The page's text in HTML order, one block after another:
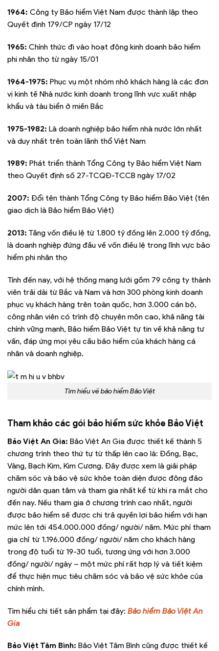
1964: Công ty Bảo hiểm Việt Nam được thành lập theo
Quyết định 179/CP ngày 17/12
1965: Chính thức đi vào hoạt động kinh doanh bảo hiểm
phi nhân thọ từ ngày 15/01
1964-1975: Phục vụ một nhóm nhỏ khách hàng là các đơn
vị kinh tế Nhà nước kinh doanh trong lĩnh vực xuất nhập
khẩu và tàu biển ở miền Bắc
1975-1982: Là doanh nghiệp bảo hiểm nhà nước lớn nhất
và duy nhất trên toàn lãnh thổ Việt Nam
1989: Phát triển thành Tổng Công ty Bảo hiểm Việt Nam
theo Quyết định số 27-TCQĐ-TCCB ngày 17/02
2007: Đổi tên thành Tổng Công ty Bảo hiểm Bảo Việt (tên
giao dịch là Bảo hiểm Bảo Việt)
2013: Tăng vốn điều lệ từ 1.800 tỷ đồng lên 2.000 tỷ đồng,
là doanh nghiệp đứng đầu về vốn điều lệ trong lĩnh vực bảo
hiểm phi nhân thọ
Tính đến nay, với hệ thống mạng lưới gồm 79 công ty thành
viên trải dài từ Bắc và Nam và hơn 300 phòng kinh doanh
phục vụ khách hàng trên toàn quốc, hơn 3.000 cán bộ,
công nhân viên có trình độ chuyên môn cao, khả năng tài
chính vững mạnh, Bảo hiểm Bảo Việt tự tin về khả năng tư
vấn, đáp ứng mọi yêu cầu bảo hiểm của khách hàng cá
nhân và doanh nghiệp.
Tìm hiểu về bảo hiểm Bảo Việt
Tham khảo các gói bảo hiểm sức khỏe Bảo Việt
Bảo Việt An Gia: Bảo Việt An Gia được thiết kế thành 5
chương trình theo thứ tự từ thấp lên cao là: Đồng, Bạc,
Vàng, Bạch Kim, Kim Cương. Đây được xem là giải pháp
chăm sóc và bảo vệ sức khỏe toàn diện được đông đảo
người dân quan tâm và tham gia nhất kể từ khi ra mắt cho
đến nay. Nếu tham gia ở chương trình cao nhất, người
được bảo hiểm sẽ được chi trả quyền lợi bảo hiểm với hạn
mức lên tới 454.000.000 đồng/ người/ năm. Mức phí tham
gia chỉ từ 1.196.000 đồng/ người/ năm cho khách hàng
trong độ tuổi từ 19-30 tuổi, tương ứng với hơn 3.000
đồng/ người/ ngày – một mức phí rất hợp lý và tiết kiệm
để thực hiện mục tiêu chăm sóc và bảo vệ sức khỏe của
chính mình.
Tìm hiểu chi tiết sản phẩm tại đây: Bảo hiểm Bảo Việt An
Gia
Bảo Việt Tâm Bình: Bảo Việt Tâm Bình cũng được thiết kế